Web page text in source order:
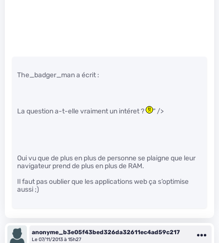
The_badger_man a écrit :
La question a-t-elle vraiment un intéret ? " />
Oui vu que de plus en plus de personne se plaigne que leur
navigateur prend de plus en plus de RAM.
Il faut pas oublier que les applications web ça s’optimise
aussi ;)
anonyme_b3e05f43bed326da32611ec4ad59c217
Le 07/11/2013 à 15h27